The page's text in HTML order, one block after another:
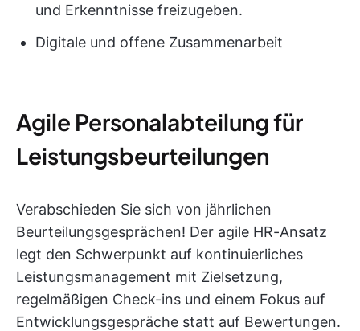
und Erkenntnisse freizugeben.
Digitale und offene Zusammenarbeit
Agile Personalabteilung für
Leistungsbeurteilungen
Verabschieden Sie sich von jährlichen
Beurteilungsgesprächen! Der agile HR-Ansatz
legt den Schwerpunkt auf kontinuierliches
Leistungsmanagement mit Zielsetzung,
regelmäßigen Check-ins und einem Fokus auf
Entwicklungsgespräche statt auf Bewertungen.